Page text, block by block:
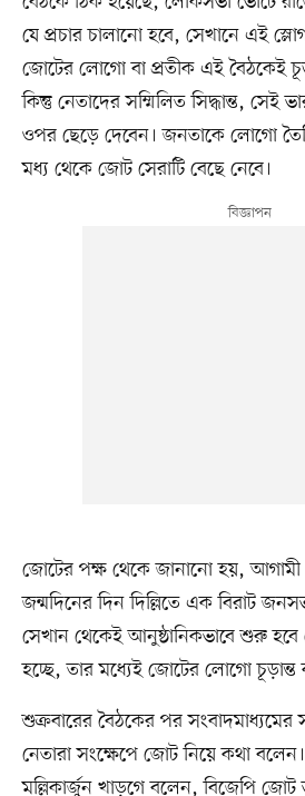
যে প্রচার চালানো হবে, সেখানে এই
জোটের লোগো বা প্রতীক এই বৈঠকেই
কিন্তু নেতাদের সম্মিলিত সিদ্ধান্ত, সেই
ওপর ছেড়ে দেবেন। জনতাকে লোগো
মধ্য থেকে জোট সেরাটি বেছে নেবে।
জোটের পক্ষ থেকে জানানো হয়, আগামী ২
জন্মদিনের দিন দিল্লিতে এক বিরাট
সেখান থেকেই আনুষ্ঠানিকভাবে শুরু হবে
হচ্ছে, তার মধ্যেই জোটের লোগো চূড়ান্ত
শুক্রবারের বৈঠকের পর সংবাদমাধ্যমের
নেতারা সংক্ষেপে জোট নিয়ে কথা
মল্লিকার্জুন খাড়গে বলেন, বিজেপি